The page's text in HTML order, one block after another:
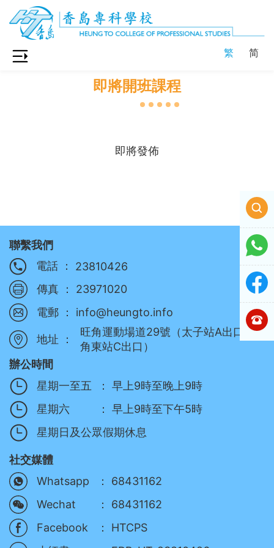
繁 简
即將開班課程
即將發佈
地址 ：
旺角運動場道29號（太子站A出口/旺
角東站C出口）
聯繫我們
電話 ：
23810426
傳真 ：
23971020
電郵 ：
info@heungto.info
辦公時間
星期一至五
：
早上9時至晚上9時
星期六
：
早上9時至下午5時
星期日及公眾假期休息
社交媒體
Whatsapp
：
68431162
Wechat
：
68431162
Facebook
：
HTCPS